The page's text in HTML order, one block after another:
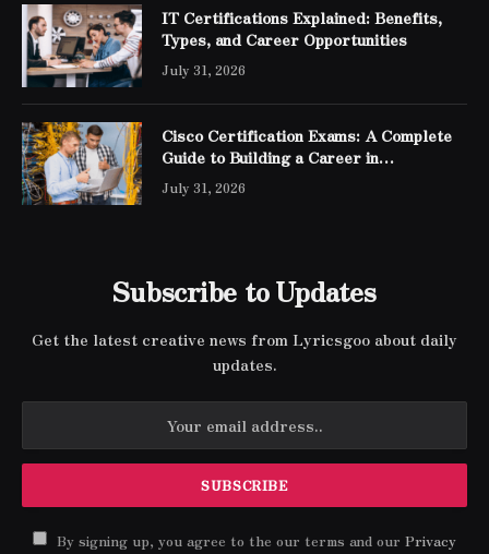
IT Certifications Explained: Benefits,
Types, and Career Opportunities
July 31, 2026
Cisco Certification Exams: A Complete
Guide to Building a Career in
Networking
July 31, 2026
Subscribe to Updates
Get the latest creative news from Lyricsgoo about daily
updates.
By signing up, you agree to the our terms and our Privacy